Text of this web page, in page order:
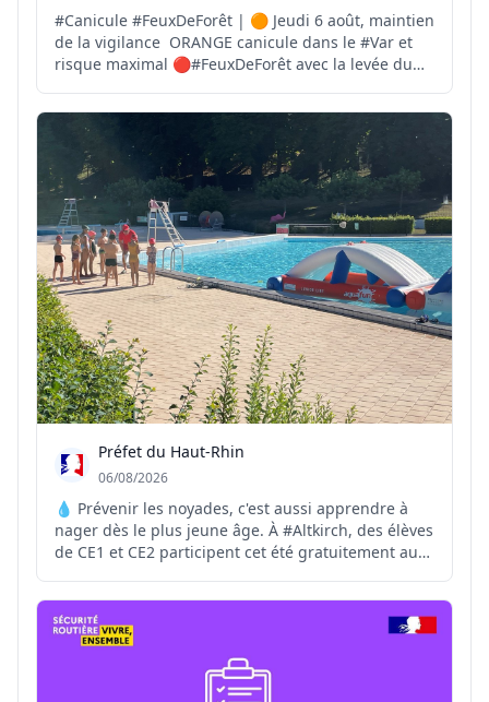
#Canicule #FeuxDeForêt | 🟠 Jeudi 6 août, maintien
de la vigilance ORANGE canicule dans le #Var et
risque maximal 🔴#FeuxDeForêt avec la levée du
37°C sur le littoral et 40°C dans les terres 👉
https://www.var.gouv.fr/Actions-de-l-Etat/Securite...
Préfet du Haut-Rhin
06/08/2026
💧 Prévenir les noyades, c'est aussi apprendre à
nager dès le plus jeune âge. À #Altkirch, des élèves
de CE1 et CE2 participent cet été gratuitement au
Financée en partie par l'Agence nationale du Sport,
cette initiative contribue à prévenir les r...